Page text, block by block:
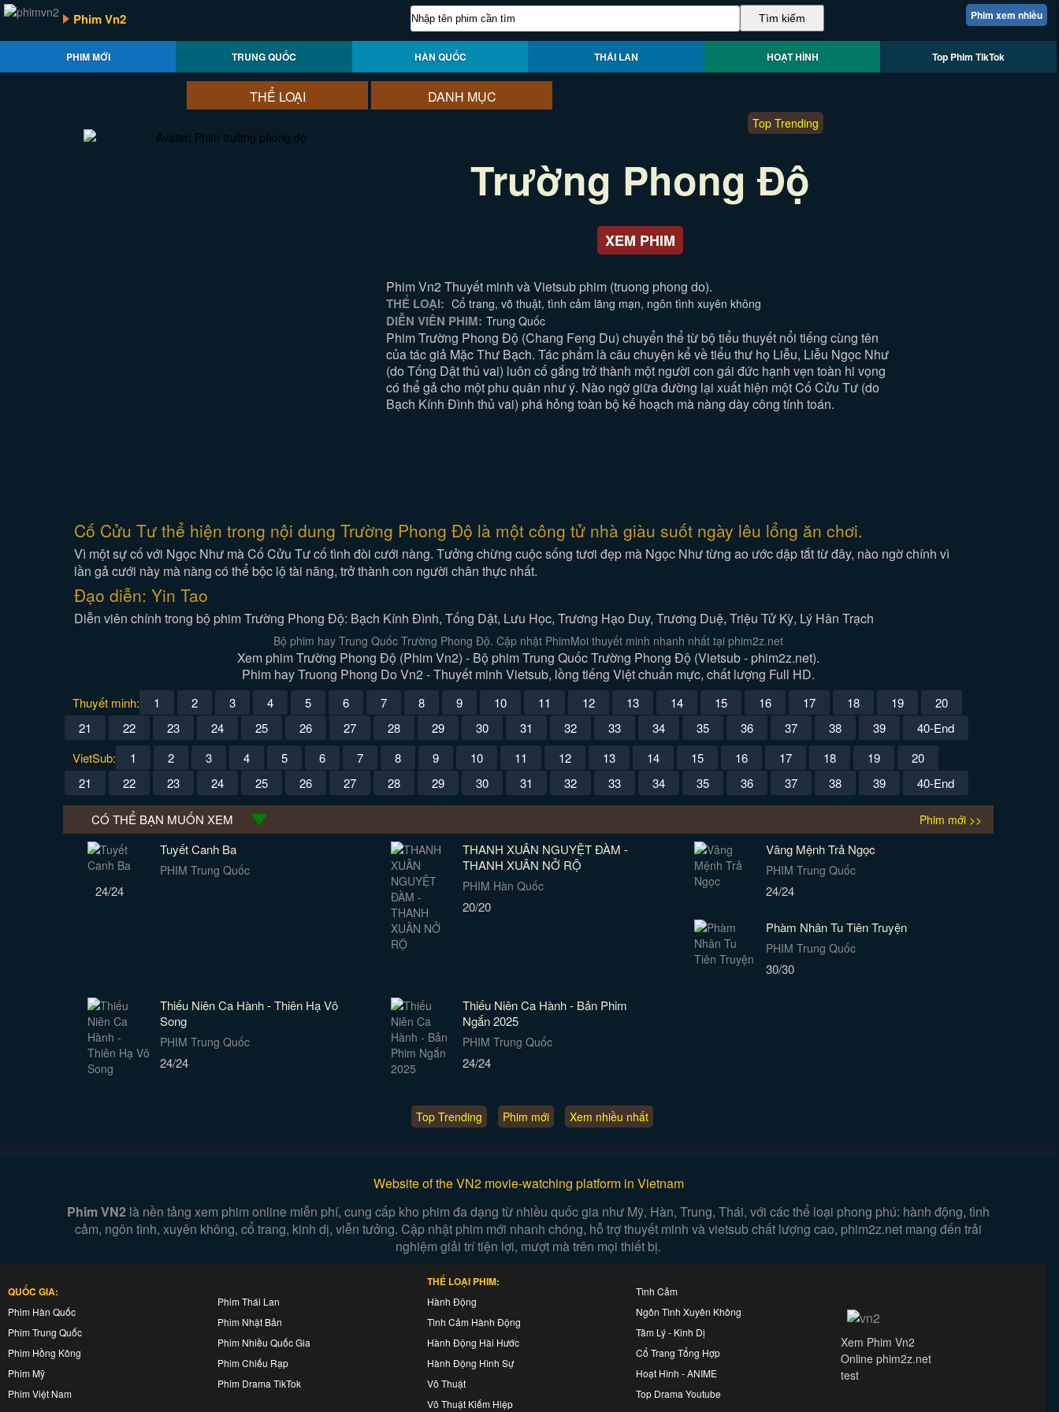
Phim xem nhiều
Phim Vn2
PHIM MỚI TRUNG QUỐC HÀN QUỐC THÁI LAN HOẠT HÌNH Top Phim TikTok
THỂ LOẠI DANH MỤC
Top Trending
Trường Phong Độ
XEM PHIM
Phim Vn2 Thuyết minh và Vietsub phim (truong phong do).
THỂ LOẠI: Cổ trang, võ thuật, tình cảm lãng mạn, ngôn tình xuyên không
DIỄN VIÊN PHIM: Trung Quốc
Phim Trường Phong Độ (Chang Feng Du) chuyển thể từ bộ tiểu thuyết nổi tiếng cùng tên
của tác giả Mặc Thư Bạch. Tác phẩm là câu chuyện kể về tiểu thư họ Liễu, Liễu Ngọc Như
(do Tống Dật thủ vai) luôn cố gắng trở thành một người con gái đức hạnh vẹn toàn hi vọng
có thể gả cho một phu quân như ý. Nào ngờ giữa đường lại xuất hiện một Cố Cửu Tư (do
Bạch Kính Đình thủ vai) phá hỏng toàn bộ kế hoạch mà nàng dày công tính toán.
Cố Cửu Tư thể hiện trong nội dung Trường Phong Độ là một công tử nhà giàu suốt ngày lêu lổng ăn chơi.
Vì một sự cố với Ngọc Như mà Cố Cửu Tư cố tình đòi cưới nàng. Tưởng chừng cuộc sống tươi đẹp mà Ngọc Như từng ao ước dập tắt từ đây, nào ngờ chính vì
lần gả cưới này mà nàng có thể bộc lộ tài năng, trở thành con người chân thực nhất.
Đạo diễn: Yin Tao
Diễn viên chính trong bộ phim Trường Phong Độ: Bạch Kính Đình, Tống Dật, Lưu Học, Trương Hạo Duy, Trương Duệ, Triệu Tử Kỳ, Lý Hân Trạch
Bộ phim hay Trung Quốc Trường Phong Độ. Cập nhật PhimMoi thuyết minh nhanh nhất tại phim2z.net
Xem phim Trường Phong Độ (Phim Vn2) - Bộ phim Trung Quốc Trường Phong Độ (Vietsub - phim2z.net).
Phim hay Truong Phong Do Vn2 - Thuyết minh Vietsub, lồng tiếng Việt chuẩn mực, chất lượng Full HD.
Thuyết minh: 1 2 3 4 5 6 7 8 9 10 11 12 13 14 15 16 17 18 19
20
21
22 23 24 25 26 27 28 29 30 31 32 33 34 35 36 37 38 39
40-End
VietSub:
1 2 3 4 5 6 7 8 9 10 11 12 13 14 15 16 17 18 19
20
21
22 23 24 25 26 27 28 29 30 31 32 33 34 35 36 37 38 39 40-End
CÓ THỂ BẠN MUỐN XEM Phim mới >>
Tuyết Canh Ba
PHIM Trung Quốc
24/24
THANH XUÂN NGUYỆT ĐÀM -
THANH XUÂN NỞ RỘ
PHIM Hàn Quốc
20/20
Vâng Mệnh Trả Ngọc
PHIM Trung Quốc
24/24
Phàm Nhân Tu Tiên Truyện
PHIM Trung Quốc
30/30
Thiếu Niên Ca Hành - Thiên Hạ Vô
Song
PHIM Trung Quốc
24/24
Thiếu Niên Ca Hành - Bản Phim
Ngắn 2025
PHIM Trung Quốc
24/24
Top Trending Phim mới Xem nhiều nhất
Website of the VN2 movie-watching platform in Vietnam
Phim VN2 là nền tảng xem phim online miễn phí, cung cấp kho phim đa dạng từ nhiều quốc gia như Mỹ, Hàn, Trung, Thái, với các thể loại phong phú: hành động, tình
cảm, ngôn tình, xuyên không, cổ trang, kinh dị, viễn tưởng. Cập nhật phim mới nhanh chóng, hỗ trợ thuyết minh và vietsub chất lượng cao, phim2z.net mang đến trải
nghiệm giải trí tiện lợi, mượt mà trên mọi thiết bị.
QUỐC GIA:
Phim Hàn Quốc
Phim Trung Quốc
Phim Hồng Kông
Phim Mỹ
Phim Việt Nam
Phim Thái Lan
Phim Nhật Bản
Phim Nhiều Quốc Gia
Phim Chiếu Rạp
Phim Drama TikTok
THỂ LOẠI PHIM:
Hành Động
Tình Cảm Hành Động
Hành Động Hài Hước
Hành Động Hình Sự
Võ Thuật
Võ Thuật Kiếm Hiệp
Tình Cảm
Ngôn Tình Xuyên Không
Tâm Lý - Kinh Dị
Cổ Trang Tổng Hợp
Hoạt Hình - ANIME
Top Drama Youtube
Xem Phim Vn2
Online phim2z.net
test